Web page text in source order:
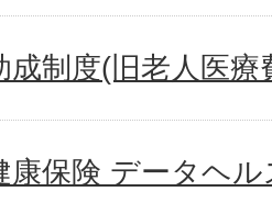
成制度(旧老人医療
康保険 データヘ